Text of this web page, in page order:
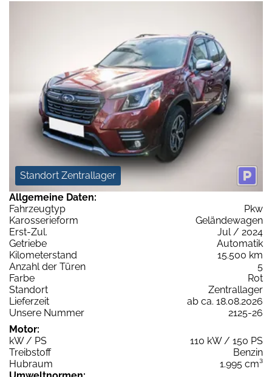
Standort Zentrallager
Allgemeine Daten:
Fahrzeugtyp
Pkw
Karosserieform
Geländewagen
Erst-Zul.
Jul / 2024
Getriebe
Automatik
Kilometerstand
15.500 km
Anzahl der Türen
5
Farbe
Rot
Standort
Zentrallager
Lieferzeit
ab ca. 18.08.2026
Unsere Nummer
2125-26
Motor:
kW / PS
110 kW / 150 PS
Treibstoff
Benzin
Hubraum
1.995 cm³